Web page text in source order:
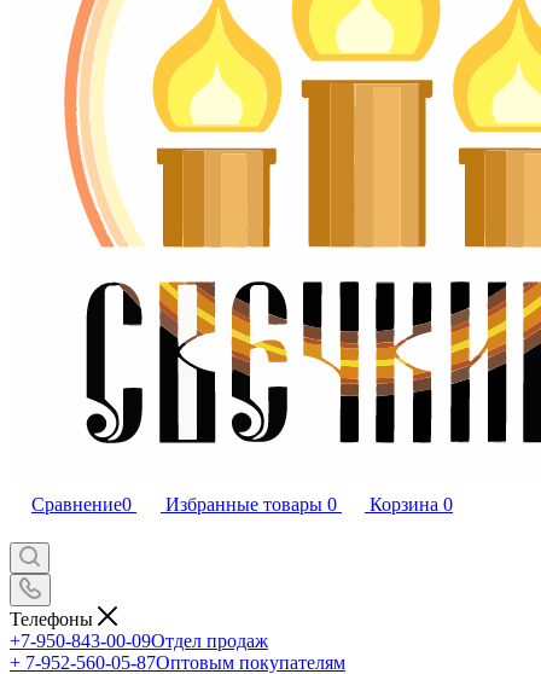
Сравнение0 Избранные товары 0 Корзина 0
Телефоны
+7-950-843-00-09Отдел продаж
+ 7-952-560-05-87Оптовым покупателям